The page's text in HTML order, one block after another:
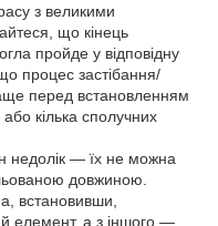
з великими
що кінець
пройде у відповідну
процес застібання/
перед встановленням
кілька сполучних
недолік — їх не можна
довжиною.
встановивши,
елемент, а з іншого —